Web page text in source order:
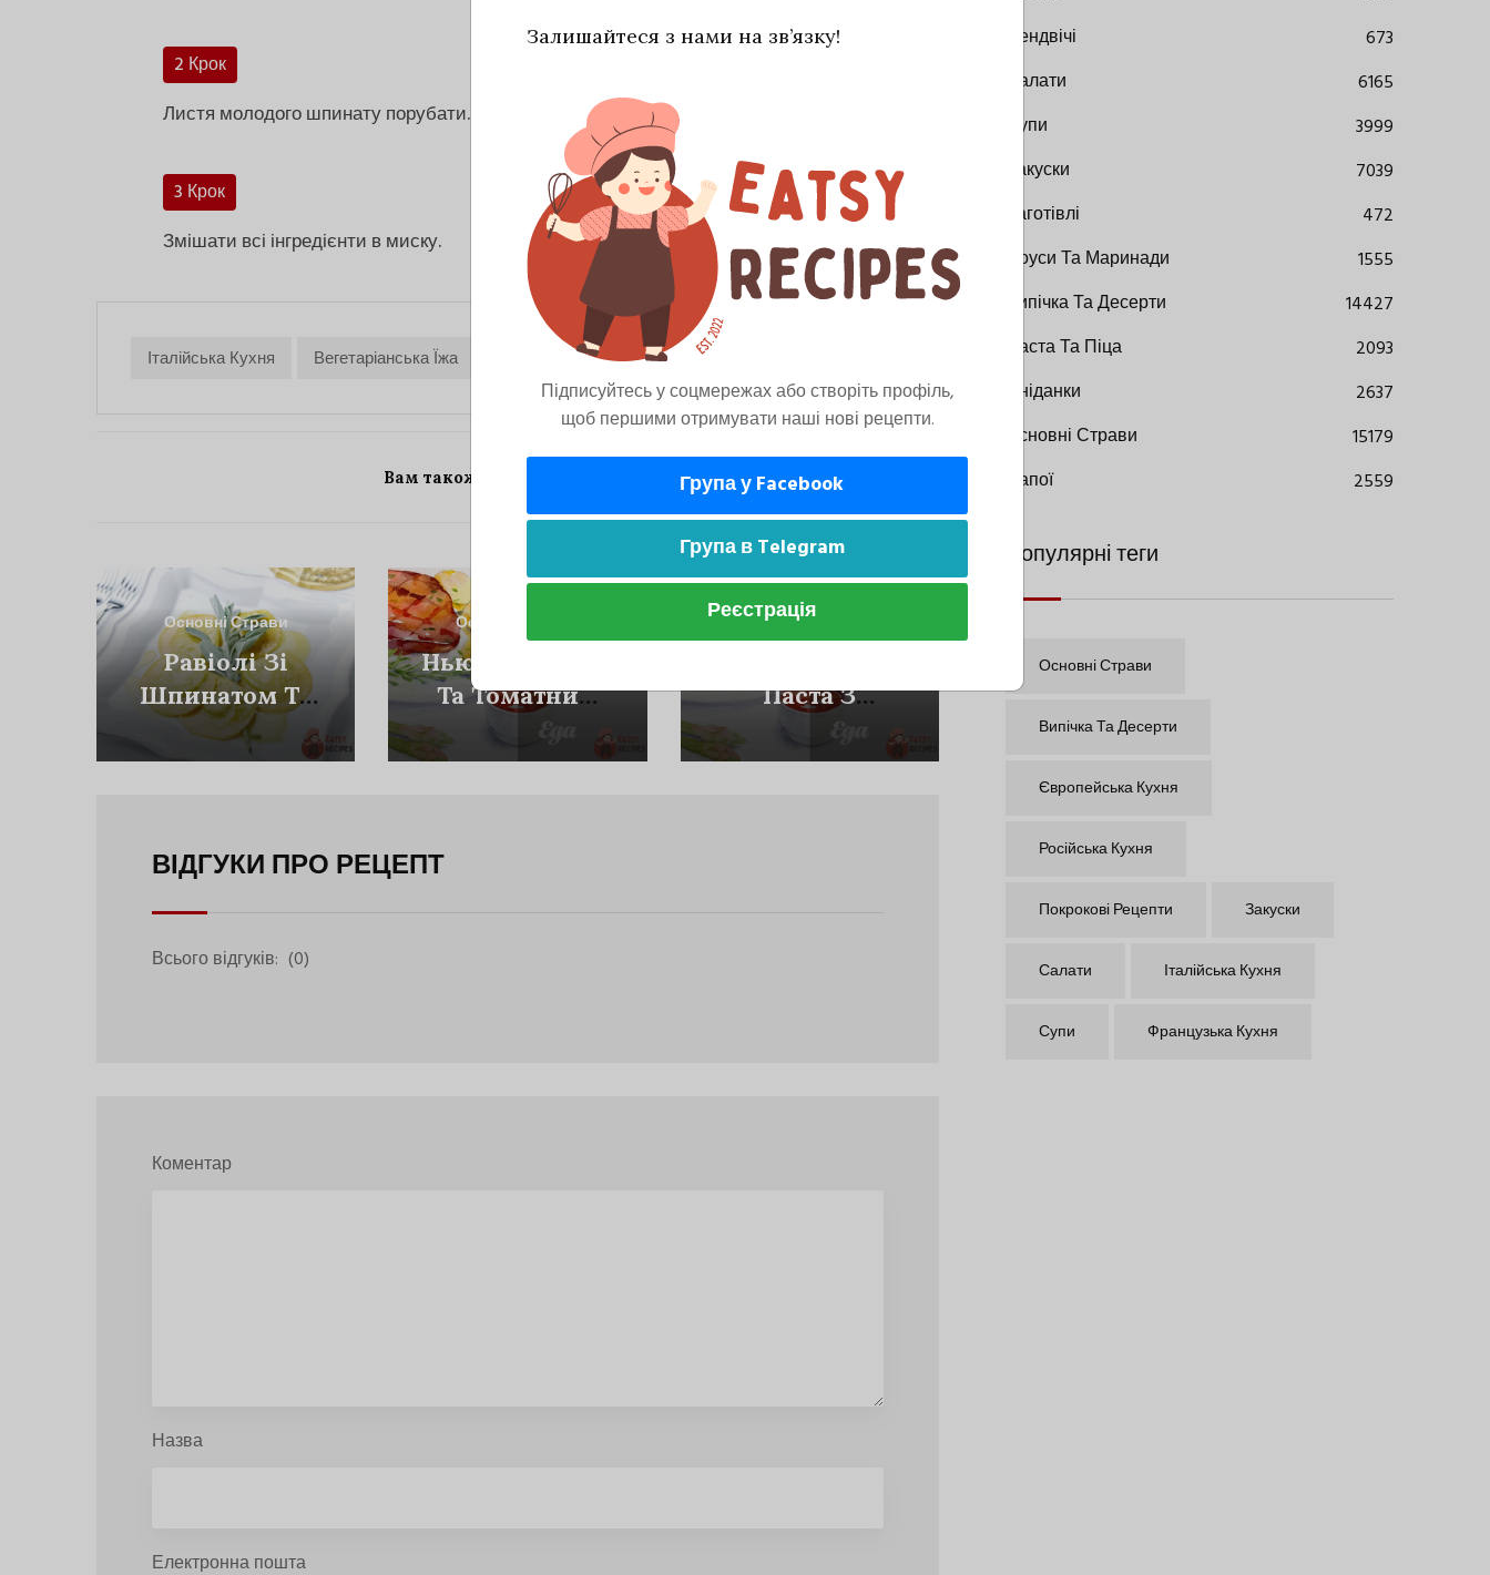
2 Крок
Листя молодого шпинату порубати.
3 Крок
Змішати всі інгредієнти в миску.
Італійська Кухня Вегетаріанська Їжа Основні Страви
Вам також може сподобатися
Основні Страви
Равіолі Зі
Шпинатом Та
Пармезаном
Основні Страви
Ньюді З Сиром
Та Томатним
Соусом
Основні Страви
Паста З
Буряком,
Сиром Та
ВІДГУКИ ПРО РЕЦЕПТ
Всього відгуків: (0)
Коментар
Назва
Електронна пошта
Сендвічі
673
Салати
6165
Супи
3999
Закуски
7039
Заготівлі
472
Соуси Та Маринади
1555
Випічка Та Десерти
14427
Паста Та Піца
2093
Сніданки
2637
Основні Страви
15179
Напої
2559
Популярні теги
Основні Страви
Випічка Та Десерти
Європейська Кухня
Російська Кухня
Покрокові Рецепти Закуски
Салати Італійська Кухня
Супи Французька Кухня
Залишайтеся з нами на зв’язку!
Підписуйтесь у соцмережах або створіть профіль,
щоб першими отримувати наші нові рецепти.
Група у Facebook
Група в Telegram
Реєстрація